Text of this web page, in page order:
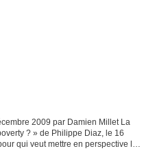
2009 par Damien Millet La
? » de Philippe Diaz, le 16
qui veut mettre en perspective la